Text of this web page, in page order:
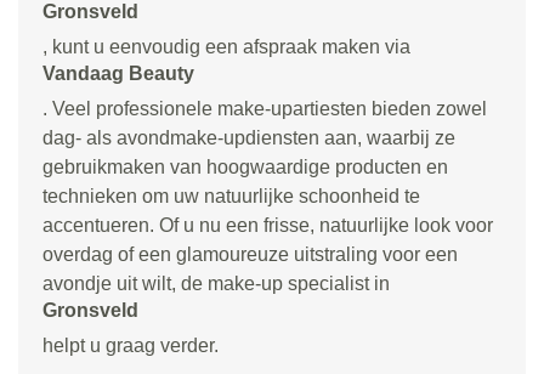
Gronsveld
, kunt u eenvoudig een afspraak maken via
Vandaag Beauty
. Veel professionele make-upartiesten bieden zowel
dag- als avondmake-updiensten aan, waarbij ze
gebruikmaken van hoogwaardige producten en
technieken om uw natuurlijke schoonheid te
accentueren. Of u nu een frisse, natuurlijke look voor
overdag of een glamoureuze uitstraling voor een
avondje uit wilt, de make-up specialist in
Gronsveld
helpt u graag verder.